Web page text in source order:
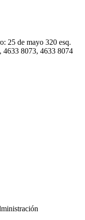
25 de mayo 320 esq.
4633 8073, 4633 8074